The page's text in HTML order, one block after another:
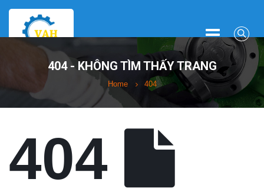
404 - KHÔNG TÌM THẤY TRANG
Home 404
404